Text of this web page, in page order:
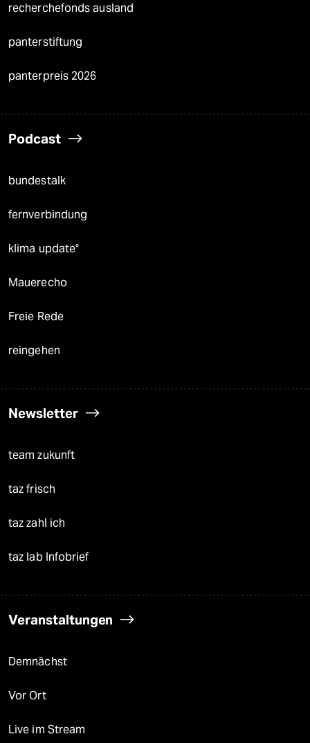
recherchefonds ausland
panterstiftung
panterpreis 2026
Podcast
bundestalk
fernverbindung
klima update°
Mauerecho
Freie Rede
reingehen
Newsletter
team zukunft
taz frisch
taz zahl ich
taz lab Infobrief
Veranstaltungen
Demnächst
Vor Ort
Live im Stream